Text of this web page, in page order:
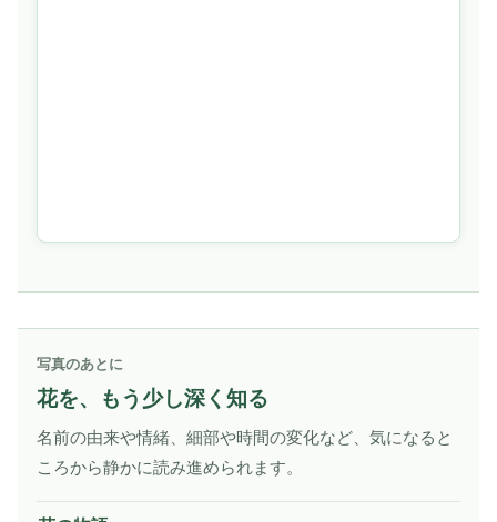
写真のあとに
花を、もう少し深く知る
名前の由来や情緒、細部や時間の変化など、気になると
ころから静かに読み進められます。